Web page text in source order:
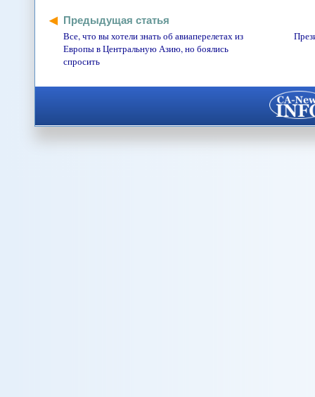
Предыдущая статья
Все, что вы хотели знать об авиаперелетах из
Европы в Центральную Азию, но боялись
спросить